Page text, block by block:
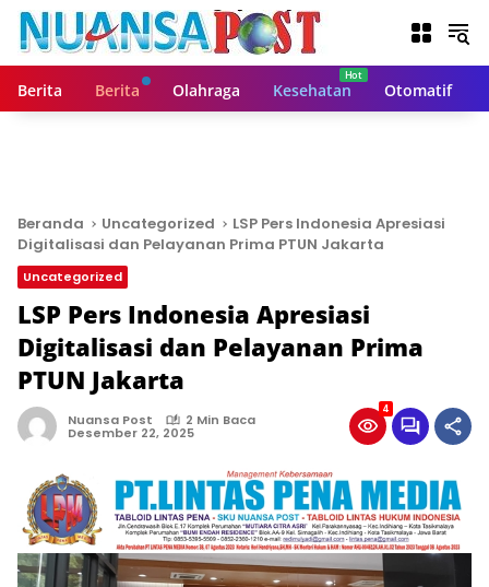
Berita Berita Olahraga Kesehatan Otomatif
Beranda Uncategorized
LSP Pers Indonesia Apresiasi
Digitalisasi dan Pelayanan Prima PTUN Jakarta
Uncategorized
LSP Pers Indonesia Apresiasi
Digitalisasi dan Pelayanan Prima
PTUN Jakarta
Nuansa Post 2 Min Baca
Desember 22, 2025
4